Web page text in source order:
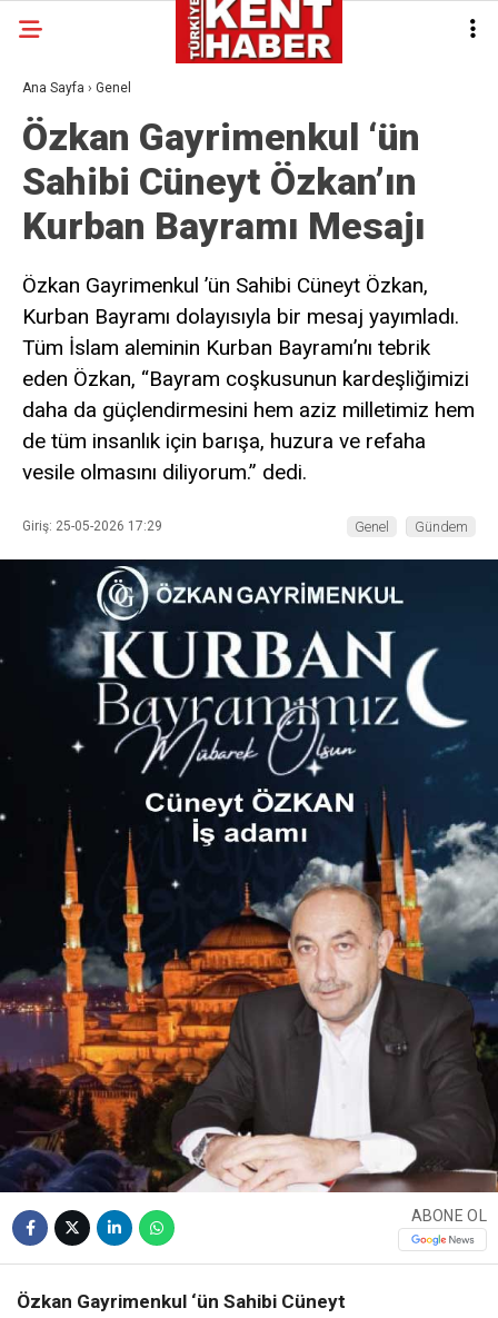
Ana Sayfa › Genel
Özkan Gayrimenkul ‘ün
Sahibi Cüneyt Özkan’ın
Kurban Bayramı Mesajı
Özkan Gayrimenkul ’ün Sahibi Cüneyt Özkan,
Kurban Bayramı dolayısıyla bir mesaj yayımladı.
Tüm İslam aleminin Kurban Bayramı’nı tebrik
eden Özkan, “Bayram coşkusunun kardeşliğimizi
daha da güçlendirmesini hem aziz milletimiz hem
de tüm insanlık için barışa, huzura ve refaha
vesile olmasını diliyorum.” dedi.
Giriş: 25-05-2026 17:29 Genel Gündem
ABONE OL
Özkan Gayrimenkul ‘ün Sahibi Cüneyt